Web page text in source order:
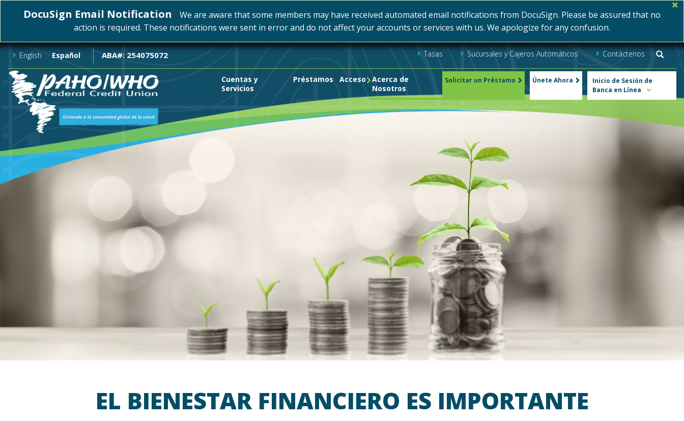
DocuSign Email Notification
We are aware that some members may have received automated email notifications from DocuSign. Please be assured that no
action is required. These notifications were sent in error and do not affect your accounts or services with us. We apologize for any confusion.
English Español Tasas Sucursales y Cajeros Automáticos Contáctenos
ABA#: 254075072
Cuentas y
Servicios
Préstamos Acceso
Acerca de
Nosotros
Solicitar un Préstamo Únete Ahora
Inicio de Sesión de
Banca en Línea
EL BIENESTAR FINANCIERO ES IMPORTANTE